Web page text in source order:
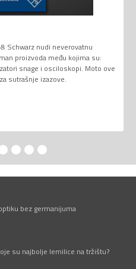
Schwarz nudi neverovatnu
proizvoda među kojima su:
snage i osciloskopi. Moto ove
sutrašnje izazove.
bez germanijuma
su najbolje lemilice na tržištu?